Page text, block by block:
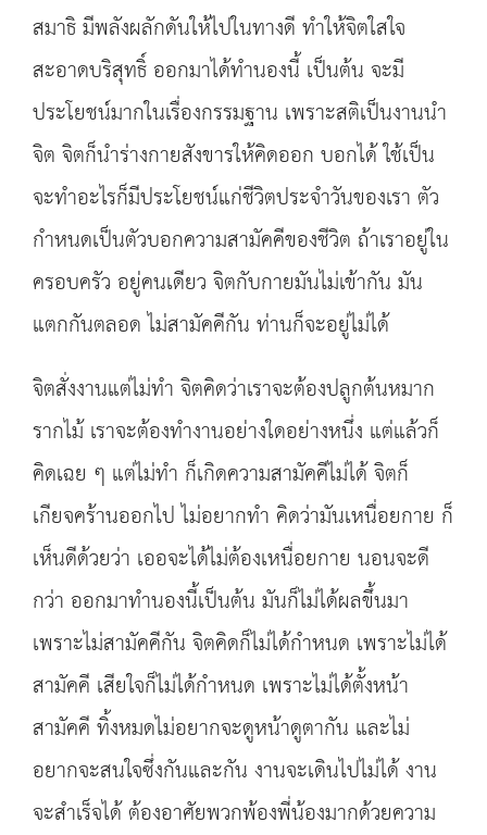
สมาธิ มีพลังผลักดันให้ไปในทางดี ทำให้จิตใสใจ
สะอาดบริสุทธิ์ ออกมาได้ทำนองนี้ เป็นต้น จะมี
ประโยชน์มากในเรื่องกรรมฐาน เพราะสติเป็นงานนำ
จิต จิตก็นำร่างกายสังขารให้คิดออก บอกได้ ใช้เป็น
จะทำอะไรก็มีประโยชน์แก่ชีวิตประจำวันของเรา ตัว
กำหนดเป็นตัวบอกความสามัคคีของชีวิต ถ้าเราอยู่ใน
ครอบครัว อยู่คนเดียว จิตกับกายมันไม่เข้ากัน มัน
แตกกันตลอด ไม่สามัคคีกัน ท่านก็จะอยู่ไม่ได้
จิตสั่งงานแต่ไม่ทำ จิตคิดว่าเราจะต้องปลูกต้นหมาก
รากไม้ เราจะต้องทำงานอย่างใดอย่างหนึ่ง แต่แล้วก็
คิดเฉย ๆ แต่ไม่ทำ ก็เกิดความสามัคคีไม่ได้ จิตก็
เกียจคร้านออกไป ไม่อยากทำ คิดว่ามันเหนื่อยกาย ก็
เห็นดีด้วยว่า เออจะได้ไม่ต้องเหนื่อยกาย นอนจะดี
กว่า ออกมาทำนองนี้เป็นต้น มันก็ไม่ได้ผลขึ้นมา
เพราะไม่สามัคคีกัน จิตคิดก็ไม่ได้กำหนด เพราะไม่ได้
สามัคคี เสียใจก็ไม่ได้กำหนด เพราะไม่ได้ตั้งหน้า
สามัคคี ทิ้งหมดไม่อยากจะดูหน้าดูตากัน และไม่
อยากจะสนใจซึ่งกันและกัน งานจะเดินไปไม่ได้ งาน
จะสำเร็จได้ ต้องอาศัยพวกพ้องพี่น้องมากด้วยความ